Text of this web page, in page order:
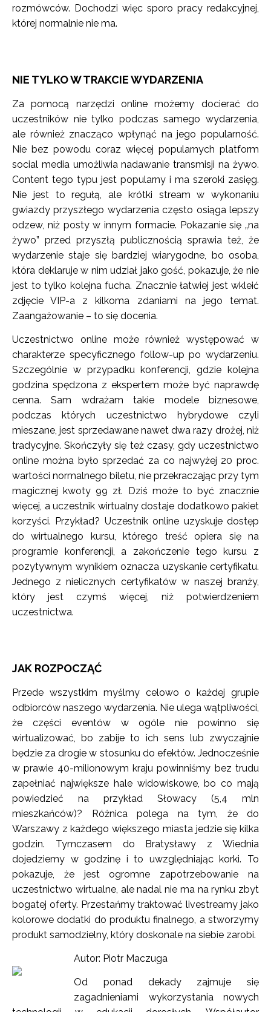
rozmówców. Dochodzi więc sporo pracy redakcyjnej,
której normalnie nie ma.
NIE TYLKO W TRAKCIE WYDARZENIA
Za pomocą narzędzi online możemy docierać do
uczestników nie tylko podczas samego wydarzenia,
ale również znacząco wpłynąć na jego popularność.
Nie bez powodu coraz więcej popularnych platform
social media umożliwia nadawanie transmisji na żywo.
Content tego typu jest popularny i ma szeroki zasięg.
Nie jest to regułą, ale krótki stream w wykonaniu
gwiazdy przyszłego wydarzenia często osiąga lepszy
odzew, niż posty w innym formacie. Pokazanie się „na
żywo” przed przyszłą publicznością sprawia też, że
wydarzenie staje się bardziej wiarygodne, bo osoba,
która deklaruje w nim udział jako gość, pokazuje, że nie
jest to tylko kolejna fucha. Znacznie łatwiej jest wkleić
zdjęcie VIP-a z kilkoma zdaniami na jego temat.
Zaangażowanie – to się docenia.
Uczestnictwo online może również występować w
charakterze specyficznego follow-up po wydarzeniu.
Szczególnie w przypadku konferencji, gdzie kolejna
godzina spędzona z ekspertem może być naprawdę
cenna. Sam wdrażam takie modele biznesowe,
podczas których uczestnictwo hybrydowe czyli
mieszane, jest sprzedawane nawet dwa razy drożej, niż
tradycyjne. Skończyły się też czasy, gdy uczestnictwo
online można było sprzedać za co najwyżej 20 proc.
wartości normalnego biletu, nie przekraczając przy tym
magicznej kwoty 99 zł. Dziś może to być znacznie
więcej, a uczestnik wirtualny dostaje dodatkowo pakiet
korzyści. Przykład? Uczestnik online uzyskuje dostęp
do wirtualnego kursu, którego treść opiera się na
programie konferencji, a zakończenie tego kursu z
pozytywnym wynikiem oznacza uzyskanie certyfikatu.
Jednego z nielicznych certyfikatów w naszej branży,
który jest czymś więcej, niż potwierdzeniem
uczestnictwa.
JAK ROZPOCZĄĆ
Przede wszystkim myślmy celowo o każdej grupie
odbiorców naszego wydarzenia. Nie ulega wątpliwości,
że części eventów w ogóle nie powinno się
wirtualizować, bo zabije to ich sens lub zwyczajnie
będzie za drogie w stosunku do efektów. Jednocześnie
w prawie 40-milionowym kraju powinniśmy bez trudu
zapełniać największe hale widowiskowe, bo co mają
powiedzieć na przykład Słowacy (5,4 mln
mieszkańców)? Różnica polega na tym, że do
Warszawy z każdego większego miasta jedzie się kilka
godzin. Tymczasem do Bratysławy z Wiednia
dojedziemy w godzinę i to uwzględniając korki. To
pokazuje, że jest ogromne zapotrzebowanie na
uczestnictwo wirtualne, ale nadal nie ma na rynku zbyt
bogatej oferty. Przestańmy traktować livestreamy jako
kolorowe dodatki do produktu finalnego, a stworzymy
produkt samodzielny, który doskonale na siebie zarobi.
Autor: Piotr Maczuga
Od ponad dekady zajmuje się
zagadnieniami wykorzystania nowych